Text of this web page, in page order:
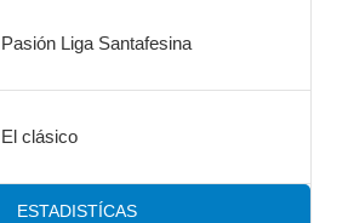
Pasión Liga Santafesina
El clásico
ESTADISTÍCAS